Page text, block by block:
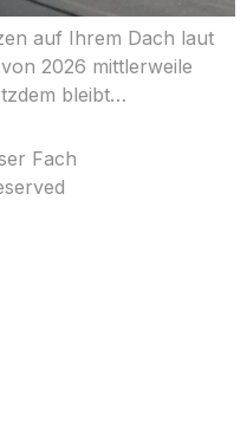
auf Ihrem Dach laut
2026 mittlerweile
bleibt…
Fach